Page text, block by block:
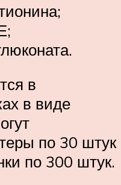
в
в виде
по 30 штук
по 300 штук.